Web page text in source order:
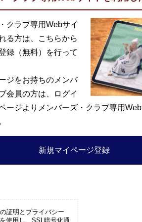
クラブ専用Webサイ
る方は、こちらから
録（無料）を行って
ジをお持ちのメンバ
会員の方は、ログイ
ージよりメンバーズ・クラブ専用
新規マイページ登録
証明とプライバシー
使用し、SSL暗号化通